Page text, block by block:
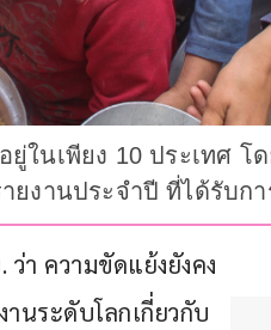
ในเพียง 10 ประเทศ
ยงานประจำปี ที่ได้รับ
ว่า ความขัดแย้งยังคง
นระดับโลกเกี่ยวกับ